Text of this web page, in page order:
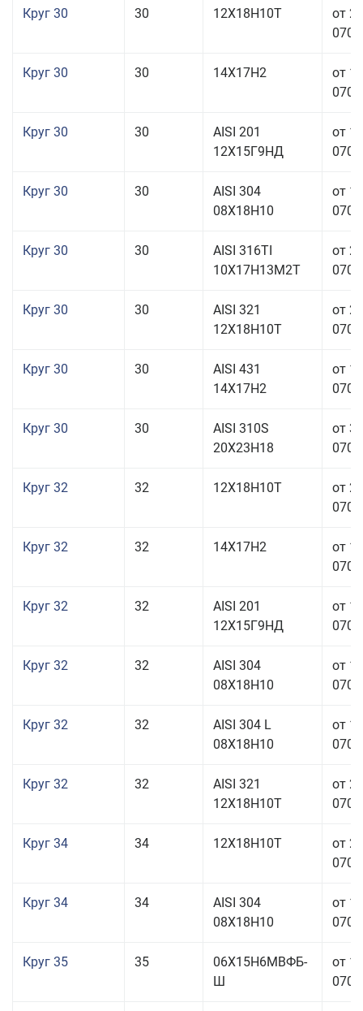
Круг 30 30 12Х18Н10Т
от
Круг 30 30 14Х17Н2
от
Круг 30 30
AISI 201
12Х15Г9НД
от
Круг 30 30
AISI 304
08Х18Н10
от
Круг 30 30
AISI 316TI
10Х17Н13М2Т
от
Круг 30 30
AISI 321
12Х18Н10Т
от
Круг 30 30
AISI 431
14Х17Н2
от
Круг 30 30
AISI 310S
20Х23Н18
от
Круг 32 32 12Х18Н10Т
от
Круг 32 32 14Х17Н2
от
Круг 32 32
AISI 201
12Х15Г9НД
от
Круг 32 32
AISI 304
08Х18Н10
от
Круг 32 32
AISI 304 L
08Х18Н10
от
Круг 32 32
AISI 321
12Х18Н10Т
от
Круг 34 34 12Х18Н10Т
от
Круг 34 34
AISI 304
08Х18Н10
от
Круг 35 35
06Х15Н6МВФБ-
Ш
от